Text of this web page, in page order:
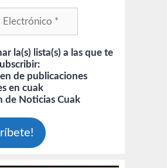
la(s) lista(s) a las que te
de publicaciones
en cuak
de Noticias Cuak